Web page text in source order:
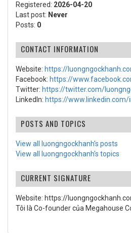
Registered: 2026-04-20
Last post: Never
Posts: 0
CONTACT INFORMATION
Website: https://
Facebook: https://
Twitter: https://twitter.com/
LinkedIn: https://
POSTS AND TOPICS
View all luongngockhanh's posts
View all luongngockhanh's topics
CURRENT SIGNATURE
Website: https://
Tôi là Co-founder của Megahouse